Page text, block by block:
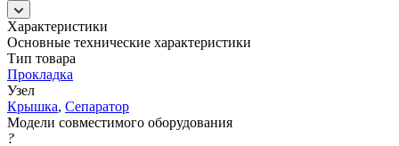
Характеристики
Основные технические характеристики
Тип товара
Прокладка
Узел
Крышка, Сепаратор
Модели совместимого оборудования
?